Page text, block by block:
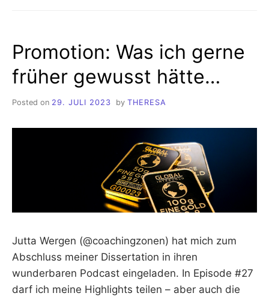
ERSTE
KI-
KOLUMNIST:IN
WELTWEIT
Promotion: Was ich gerne
früher gewusst hätte…
Posted on 29. JULI 2023 by THERESA
Jutta Wergen (@coachingzonen) hat mich zum
Abschluss meiner Dissertation in ihren
wunderbaren Podcast eingeladen. In Episode #27
darf ich meine Highlights teilen – aber auch die